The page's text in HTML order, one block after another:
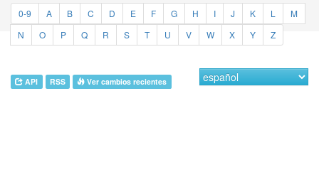
0-9 A B C D E F G H I J K L
M
N
O P Q R S T U V W X Y Z
API RSS Ver cambios recientes